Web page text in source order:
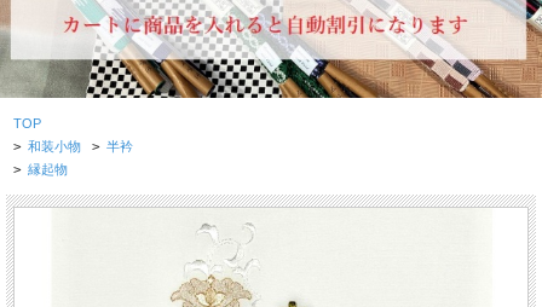
TOP
> 和装小物 > 半衿
> 縁起物